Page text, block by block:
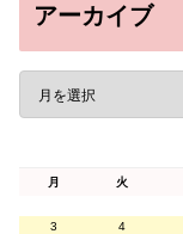
アーカイブ
月 火
3
4